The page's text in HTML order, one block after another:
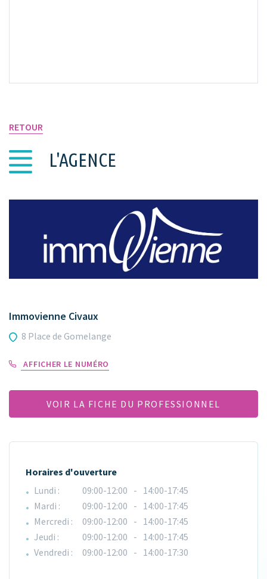
RETOUR
L'AGENCE
Immovienne Civaux
8 Place de Gomelange
AFFICHER LE NUMÉRO
VOIR LA FICHE DU PROFESSIONNEL
Horaires d'ouverture
Lundi :
09:00-12:00 - 14:00-17:45
Mardi :
09:00-12:00 - 14:00-17:45
Mercredi :
09:00-12:00 - 14:00-17:45
Jeudi :
09:00-12:00 - 14:00-17:45
Vendredi :
09:00-12:00 - 14:00-17:30